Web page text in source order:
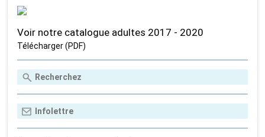
Voir notre catalogue adultes 2017 - 2020
Télécharger (PDF)